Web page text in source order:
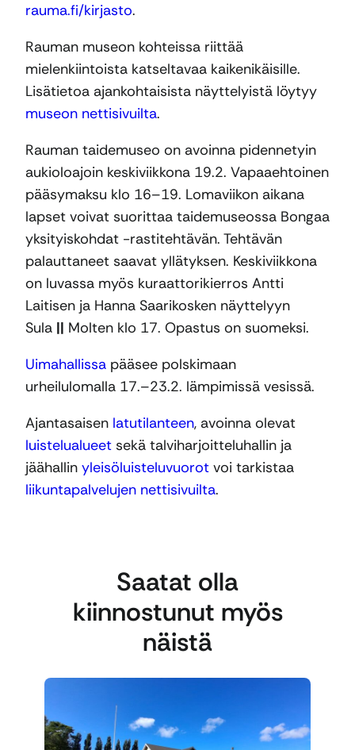
rauma.fi/kirjasto.
Rauman museon kohteissa riittää
mielenkiintoista katseltavaa kaikenikäisille.
Lisätietoa ajankohtaisista näyttelyistä löytyy
museon nettisivuilta.
Rauman taidemuseo on avoinna pidennetyin
aukioloajoin keskiviikkona 19.2. Vapaaehtoinen
pääsymaksu klo 16–19. Lomaviikon aikana
lapset voivat suorittaa taidemuseossa Bongaa
yksityiskohdat -rastitehtävän. Tehtävän
palauttaneet saavat yllätyksen. Keskiviikkona
on luvassa myös kuraattorikierros Antti
Laitisen ja Hanna Saarikosken näyttelyyn
Sula || Molten klo 17. Opastus on suomeksi.
Uimahallissa pääsee polskimaan
urheilulomalla 17.–23.2. lämpimissä vesissä.
Ajantasaisen latutilanteen, avoinna olevat
luistelualueet sekä talviharjoitteluhallin ja
jäähallin yleisöluisteluvuorot voi tarkistaa
liikuntapalvelujen nettisivuilta.
Saatat olla
kiinnostunut myös
näistä